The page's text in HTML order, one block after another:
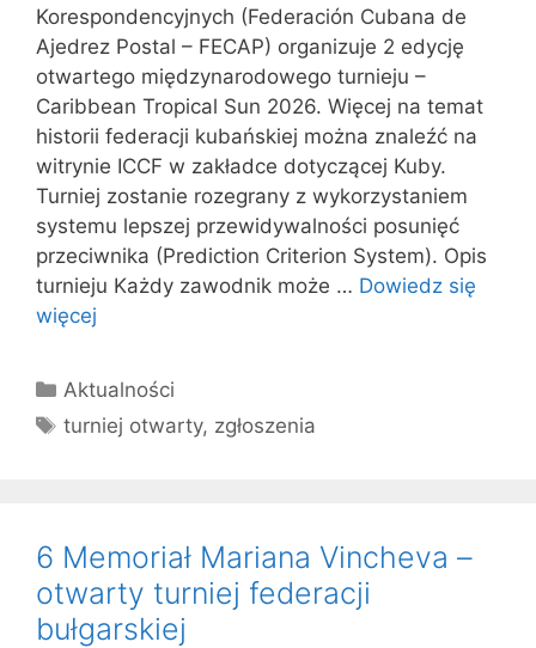
Korespondencyjnych (Federación Cubana de
Ajedrez Postal – FECAP) organizuje 2 edycję
otwartego międzynarodowego turnieju –
Caribbean Tropical Sun 2026. Więcej na temat
historii federacji kubańskiej można znaleźć na
witrynie ICCF w zakładce dotyczącej Kuby.
Turniej zostanie rozegrany z wykorzystaniem
systemu lepszej przewidywalności posunięć
przeciwnika (Prediction Criterion System). Opis
turnieju Każdy zawodnik może … Dowiedz się
więcej
Kategorie
Aktualności
Tagi
turniej otwarty, zgłoszenia
6 Memoriał Mariana Vincheva –
otwarty turniej federacji
bułgarskiej